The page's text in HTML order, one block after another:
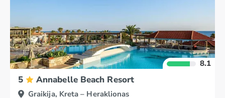
8.1
5 Annabelle Beach Resort
Graikija, Kreta – Heraklionas